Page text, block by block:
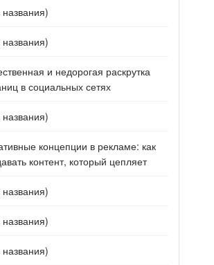
названия)
названия)
и недорогая раскрутка
в социальных сетях
названия)
концепции в рекламе: как
контент, который цепляет
названия)
названия)
названия)